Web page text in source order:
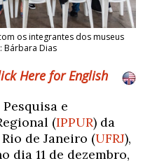
os integrantes dos museus
Bárbara Dias
Here for English
e
(IPPUR) da
de Janeiro (UFRJ),
dia 11 de dezembro,